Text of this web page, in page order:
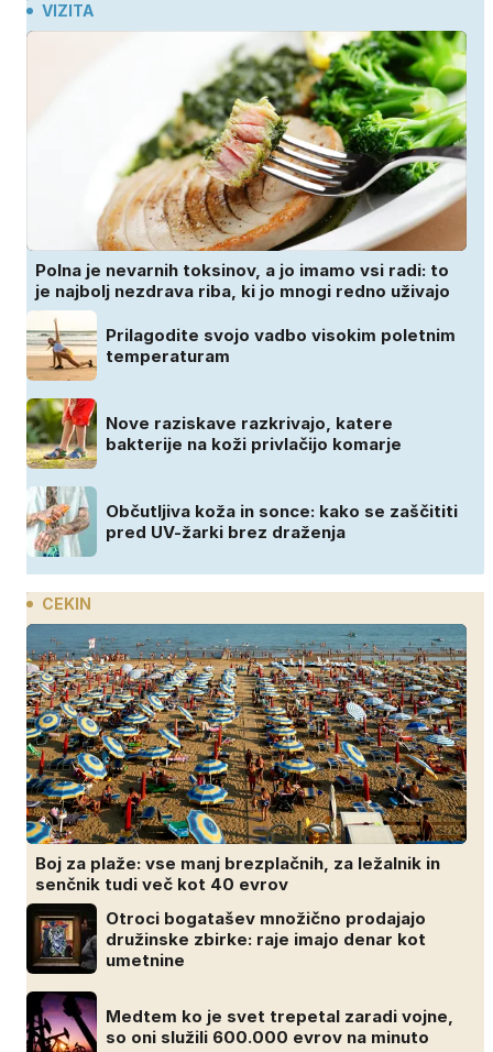
VIZITA
Polna je nevarnih toksinov, a jo imamo vsi radi: to
je najbolj nezdrava riba, ki jo mnogi redno uživajo
Prilagodite svojo vadbo visokim poletnim
temperaturam
Nove raziskave razkrivajo, katere
bakterije na koži privlačijo komarje
Občutljiva koža in sonce: kako se zaščititi
pred UV-žarki brez draženja
CEKIN
Boj za plaže: vse manj brezplačnih, za ležalnik in
senčnik tudi več kot 40 evrov
Otroci bogatašev množično prodajajo
družinske zbirke: raje imajo denar kot
umetnine
Medtem ko je svet trepetal zaradi vojne,
so oni služili 600.000 evrov na minuto